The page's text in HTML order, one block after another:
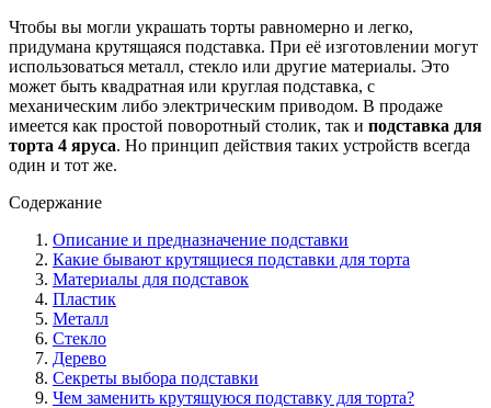
Чтобы вы могли украшать торты равномерно и легко,
придумана крутящаяся подставка. При её изготовлении могут
использоваться металл, стекло или другие материалы. Это
может быть квадратная или круглая подставка, с
механическим либо электрическим приводом. В продаже
имеется как простой поворотный столик, так и подставка для
торта 4 яруса. Но принцип действия таких устройств всегда
один и тот же.
Содержание
Описание и предназначение подставки
Какие бывают крутящиеся подставки для торта
Материалы для подставок
Пластик
Металл
Стекло
Дерево
Секреты выбора подставки
Чем заменить крутящуюся подставку для торта?